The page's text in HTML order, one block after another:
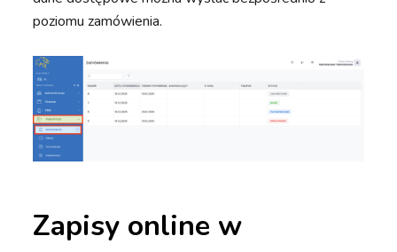
poziomu zamówienia.
Zapisy online w